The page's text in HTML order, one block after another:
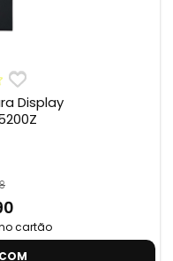
Display
cartão